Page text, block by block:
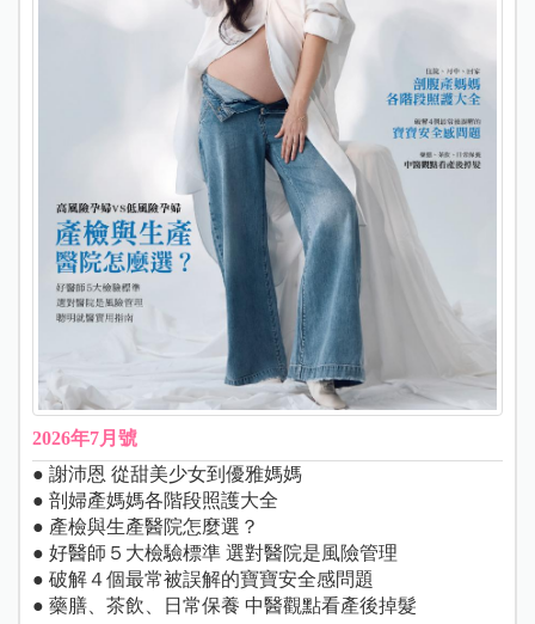
2026年7月號
● 謝沛恩 從甜美少女到優雅媽媽
● 剖婦產媽媽各階段照護大全
● 產檢與生產醫院怎麼選？
● 好醫師５大檢驗標準 選對醫院是風險管理
● 破解４個最常被誤解的寶寶安全感問題
● 藥膳、茶飲、日常保養 中醫觀點看產後掉髮